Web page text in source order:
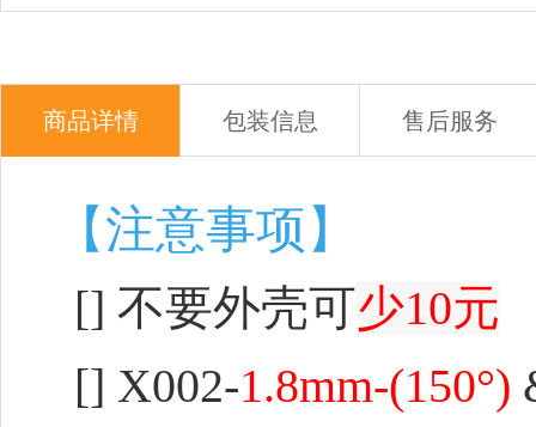
商品详情 包装信息 售后服务
【注意事项】
[] 不要外壳可少10元
[] X002-1.8mm-(150°)